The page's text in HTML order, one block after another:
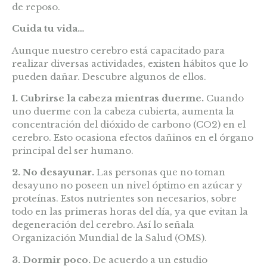
de reposo.
Cuida tu vida…
Aunque nuestro cerebro está capacitado para
realizar diversas actividades, existen hábitos que lo
pueden dañar. Descubre algunos de ellos.
1. Cubrirse la cabeza mientras duerme. Cuando
uno duerme con la cabeza cubierta, aumenta la
concentración del dióxido de carbono (CO2) en el
cerebro. Esto ocasiona efectos dañinos en el órgano
principal del ser humano.
2. No desayunar. Las personas que no toman
desayuno no poseen un nivel óptimo en azúcar y
proteínas. Estos nutrientes son necesarios, sobre
todo en las primeras horas del día, ya que evitan la
degeneración del cerebro. Así lo señala
Organización Mundial de la Salud (OMS).
3. Dormir poco. De acuerdo a un estudio